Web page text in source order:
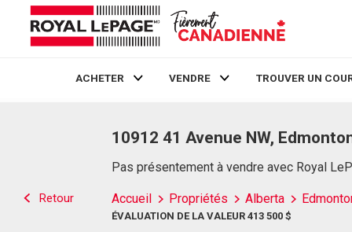
ACHETER VENDRE TROUVER UN
Retour
10912 41 Avenue NW,
Pas présentement à vendre avec Royal
Accueil Propriétés Alberta
ÉVALUATION DE LA VALEUR 413 500 $